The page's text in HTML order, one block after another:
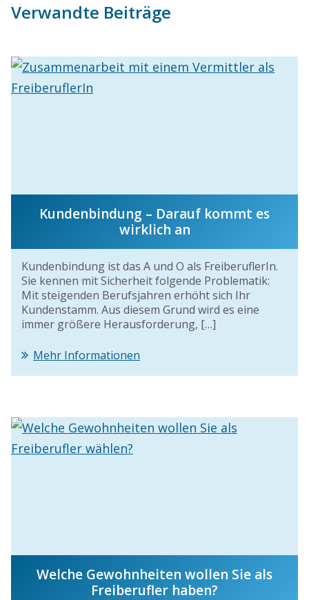
Verwandte Beiträge
Kundenbindung – Darauf kommt es
wirklich an
Kundenbindung ist das A und O als FreiberuflerIn.
Sie kennen mit Sicherheit folgende Problematik:
Mit steigenden Berufsjahren erhöht sich Ihr
Kundenstamm. Aus diesem Grund wird es eine
immer größere Herausforderung, […]
Mehr Informationen
Welche Gewohnheiten wollen Sie als
Freiberufler haben?